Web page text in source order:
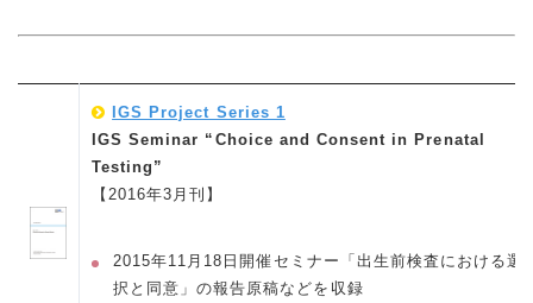
IGS Project Series 1
IGS Seminar “Choice and Consent in Prenatal
Testing”
【2016年3月刊】
2015年11月18日開催セミナー「出生前検査における選
択と同意」の報告原稿などを収録